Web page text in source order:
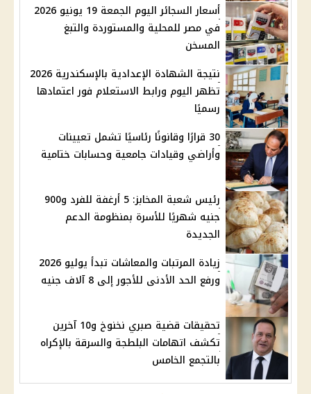
أسعار السجائر اليوم الجمعة 19 يونيو 2026
في مصر للمحلية والمستوردة والتبغ
المسخن
نتيجة الشهادة الإعدادية بالإسكندرية 2026
تظهر اليوم ورابط الاستعلام فور اعتمادها
رسميًا
30 قرارًا وقانونًا رئاسيًا تشمل تعيينات
وأراضي وقيادات جامعية وحسابات ختامية
رئيس شعبة المخابز: 5 أرغفة للفرد و900
جنيه شهريًا للأسرة بمنظومة الدعم
الجديدة
زيادة المرتبات والمعاشات تبدأ يوليو 2026
ورفع الحد الأدنى للأجور إلى 8 آلاف جنيه
تحقيقات قضية صبري نخنوخ و10 آخرين
تكشف اتهامات البلطجة والسرقة بالإكراه
بالتجمع الخامس